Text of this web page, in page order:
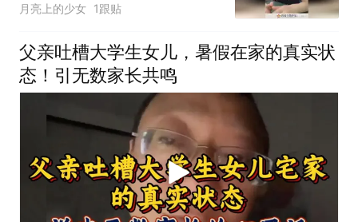
月亮上的少女 1跟贴
父亲吐槽大学生女儿，暑假在家的真实状
态！引无数家长共鸣